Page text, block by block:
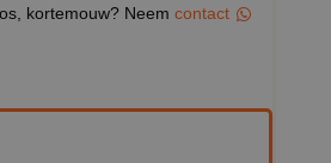
kortemouw? Neem contact